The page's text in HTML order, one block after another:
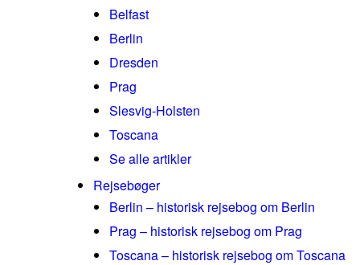
Belfast
Berlin
Dresden
Prag
Slesvig-Holsten
Toscana
Se alle artikler
Rejsebøger
Berlin – historisk rejsebog om Berlin
Prag – historisk rejsebog om Prag
Toscana – historisk rejsebog om Toscana